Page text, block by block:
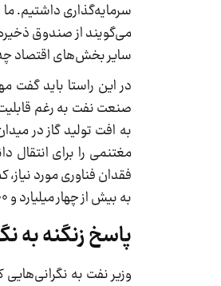
سایر بخش‌های اقتصاد چه
در این راستا باید گفت
صنعت نفت به رغم
به افت تولید گاز در
مغتنمی را برای
فقدان فناوری مورد
به بیش از چهار میلیارد و ۸۰۰ میلیون دلار سرمایه نیاز دارد و منابع داخلی کشور پاسخگوی تامین این میزان اعتبار نیست.»
پاسخ زنگنه به
وزیر نفت به